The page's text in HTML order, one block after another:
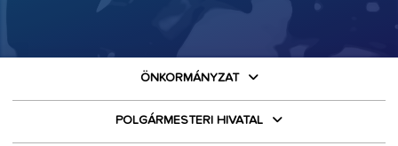
ÖNKORMÁNYZAT
POLGÁRMESTERI HIVATAL